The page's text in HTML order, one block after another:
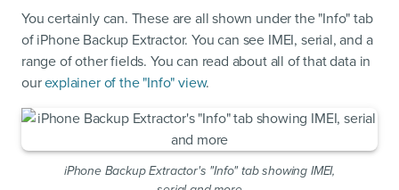
You certainly can. These are all shown under the "Info" tab
of iPhone Backup Extractor. You can see IMEI, serial, and a
range of other fields. You can read about all of that data in
ourexplainer of the "Info" view.
iPhone Backup Extractor's "Info" tab showing IMEI,